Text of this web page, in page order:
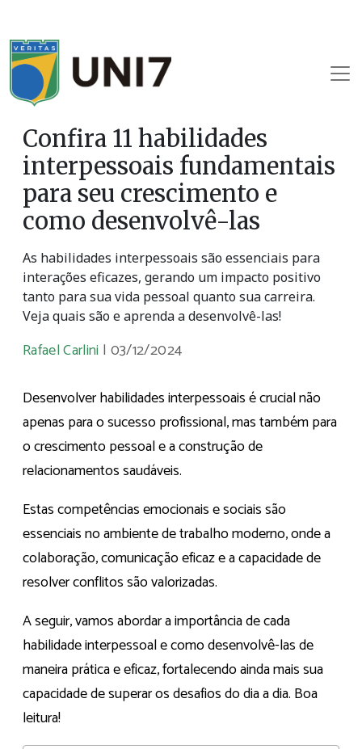
Confira 11 habilidades
interpessoais fundamentais
para seu crescimento e
como desenvolvê-las
As habilidades interpessoais são essenciais para
interações eficazes, gerando um impacto positivo
tanto para sua vida pessoal quanto sua carreira.
Veja quais são e aprenda a desenvolvê-las!
Rafael Carlini | 03/12/2024
Desenvolver habilidades interpessoais é crucial não
apenas para o sucesso profissional, mas também para
o crescimento pessoal e a construção de
relacionamentos saudáveis.
Estas competências emocionais e sociais são
essenciais no ambiente de trabalho moderno, onde a
colaboração, comunicação eficaz e a capacidade de
resolver conflitos são valorizadas.
A seguir, vamos abordar a importância de cada
habilidade interpessoal e como desenvolvê-las de
maneira prática e eficaz, fortalecendo ainda mais sua
capacidade de superar os desafios do dia a dia. Boa
leitura!